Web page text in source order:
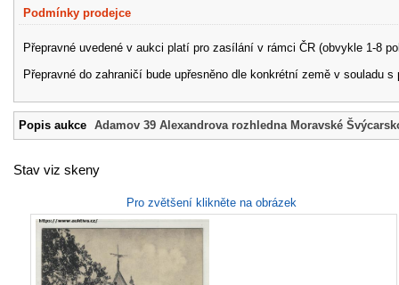
Podmínky prodejce
Přepravné uvedené v aukci platí pro zasílání v rámci ČR (obvykle 1-8
Přepravné do zahraničí bude upřesněno dle konkrétní země v souladu
Popis aukce Adamov 39 Alexandrova rozhledna Moravské
Stav viz skeny
Pro zvětšení klikněte na obrázek